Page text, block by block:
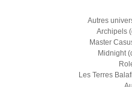
Autres
Archipels
Master
Midnight
Les Terres